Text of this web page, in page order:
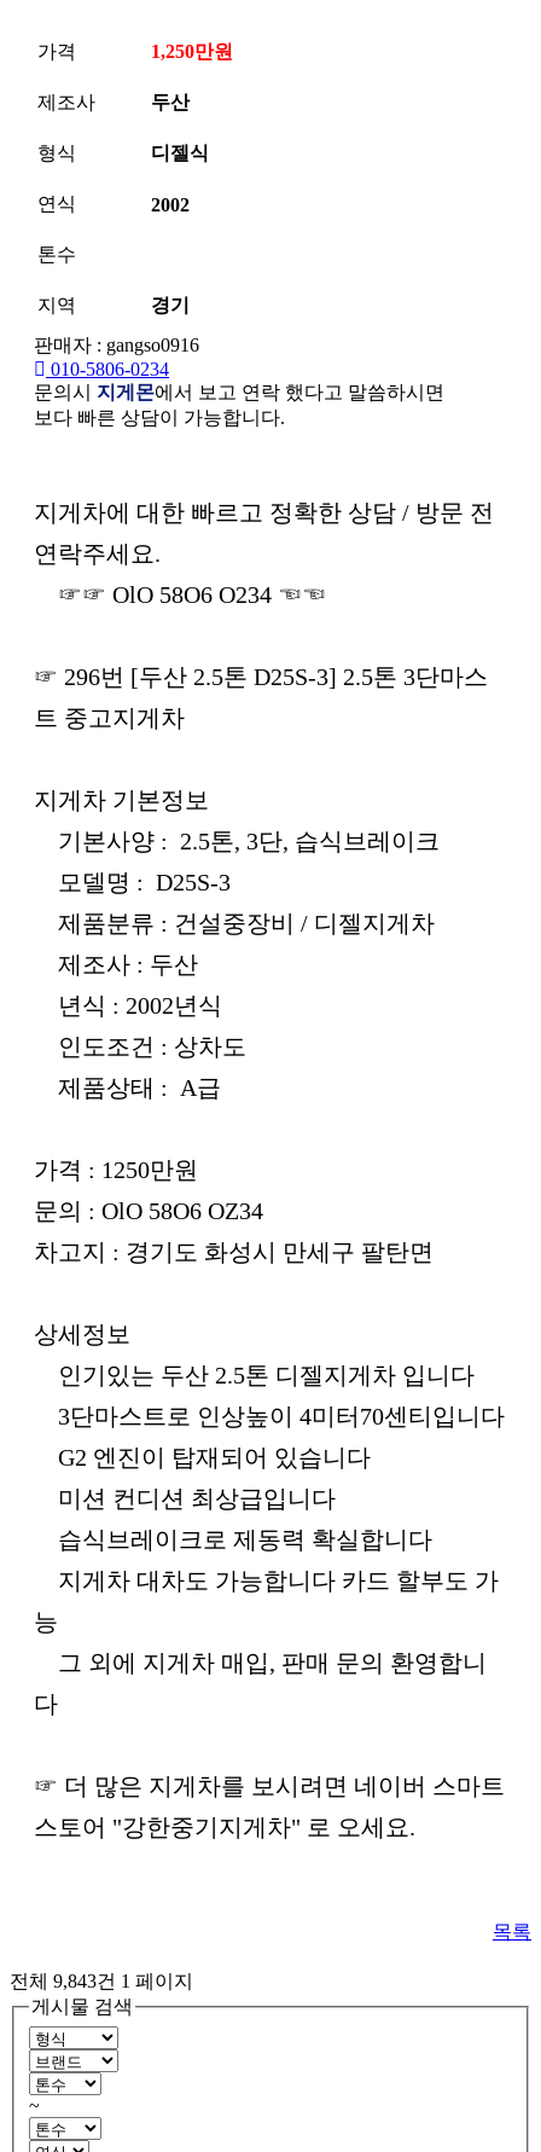
가격 1,250만원
제조사 두산
형식 디젤식
연식 2002
톤수
지역
경기
판매자 : gangso0916
010-5806-0234
문의시 지게몬에서 보고 연락 했다고 말씀하시면
보다 빠른 상담이 가능합니다.
본문
지게차에 대한 빠르고 정확한 상담 / 방문 전
연락주세요.
☞☞ OlO 58O6 O234 ☜☜
☞ 296번 [두산 2.5톤 D25S-3] 2.5톤 3단마스
트 중고지게차
지게차 기본정보
기본사양 : 2.5톤, 3단, 습식브레이크
모델명 : D25S-3
제품분류 : 건설중장비 / 디젤지게차
제조사 : 두산
년식 : 2002년식
인도조건 : 상차도
제품상태 : A급
가격 : 1250만원
문의 : OlO 58O6 OZ34
차고지 : 경기도 화성시 만세구 팔탄면
상세정보
인기있는 두산 2.5톤 디젤지게차 입니다
3단마스트로 인상높이 4미터70센티입니다
G2 엔진이 탑재되어 있습니다
미션 컨디션 최상급입니다
습식브레이크로 제동력 확실합니다
지게차 대차도 가능합니다 카드 할부도 가
능
그 외에 지게차 매입, 판매 문의 환영합니
다
☞ 더 많은 지게차를 보시려면 네이버 스마트
스토어 "강한중기지게차" 로 오세요.
목록
전체 9,843건 1 페이지
게시물 검색
~